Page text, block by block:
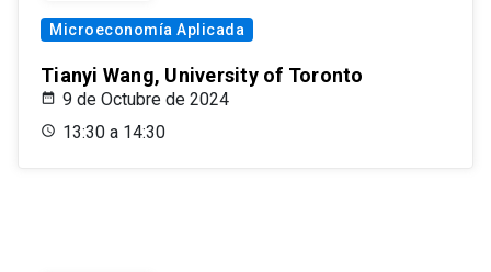
Microeconomía Aplicada
Tianyi Wang, University of Toronto
9 de Octubre de 2024
13:30 a 14:30